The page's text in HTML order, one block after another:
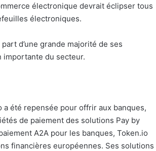
électronique devrait éclipser tous
électroniques.
d’une grande majorité de ses
du secteur.
a été repensée pour offrir aux banques,
de paiement des solutions Pay by
A2A pour les banques, Token.io
financières européennes. Ses solutions